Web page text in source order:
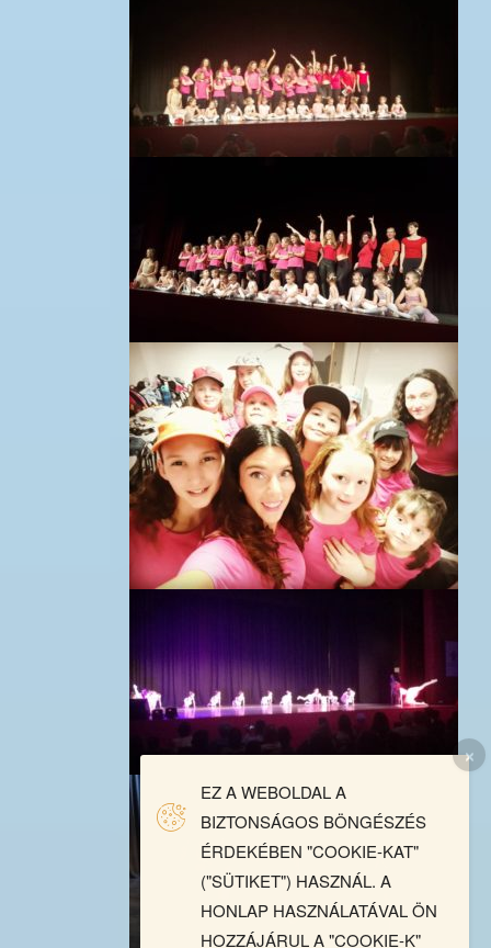
EZ A WEBOLDAL A
BIZTONSÁGOS BÖNGÉSZÉS
ÉRDEKÉBEN "COOKIE-KAT"
("SÜTIKET") HASZNÁL. A
HONLAP HASZNÁLATÁVAL ÖN
HOZZÁJÁRUL A "COOKIE-K"